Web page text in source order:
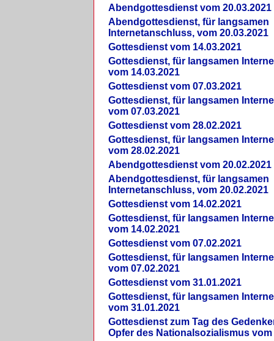
Abendgottesdienst vom 20.03.2021
Abendgottesdienst, für langsamen
Internetanschluss, vom 20.03.2021
Gottesdienst vom 14.03.2021
Gottesdienst, für langsamen
vom 14.03.2021
Gottesdienst vom 07.03.2021
Gottesdienst, für langsamen
vom 07.03.2021
Gottesdienst vom 28.02.2021
Gottesdienst, für langsamen
vom 28.02.2021
Abendgottesdienst vom 20.02.2021
Abendgottesdienst, für langsamen
Internetanschluss, vom 20.02.2021
Gottesdienst vom 14.02.2021
Gottesdienst, für langsamen
vom 14.02.2021
Gottesdienst vom 07.02.2021
Gottesdienst, für langsamen
vom 07.02.2021
Gottesdienst vom 31.01.2021
Gottesdienst, für langsamen
vom 31.01.2021
Gottesdienst zum Tag des
Opfer des Nationalsozialismus vom